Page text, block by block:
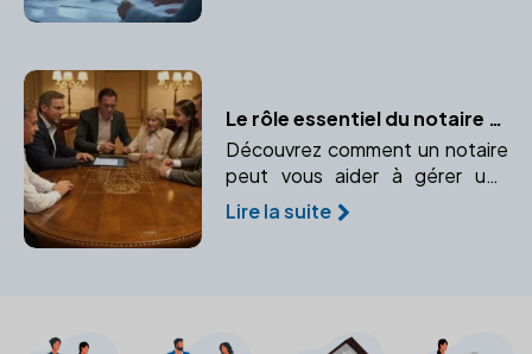
Le rôle essentiel du notaire dans la gestion des successions complexes
Découvrez comment un notaire
peut vous aider à gérer une
succession complexe, protéger
vos héritiers et éviter les
Lire la suite